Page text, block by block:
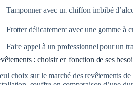
Tamponner avec un chiffon imbibé
Frotter délicatement avec une gomme à
Faire appel à un professionnel pour un
: choisir en fonction de ses
choix sur le marché des revêtements